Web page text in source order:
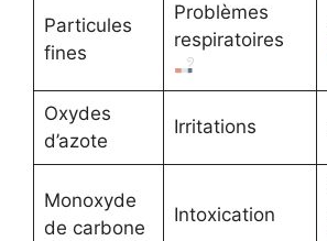
Particules
fines
Problèmes
respiratoires
Oxydes
d’azote
Irritations
Monoxyde
de carbone
Intoxication